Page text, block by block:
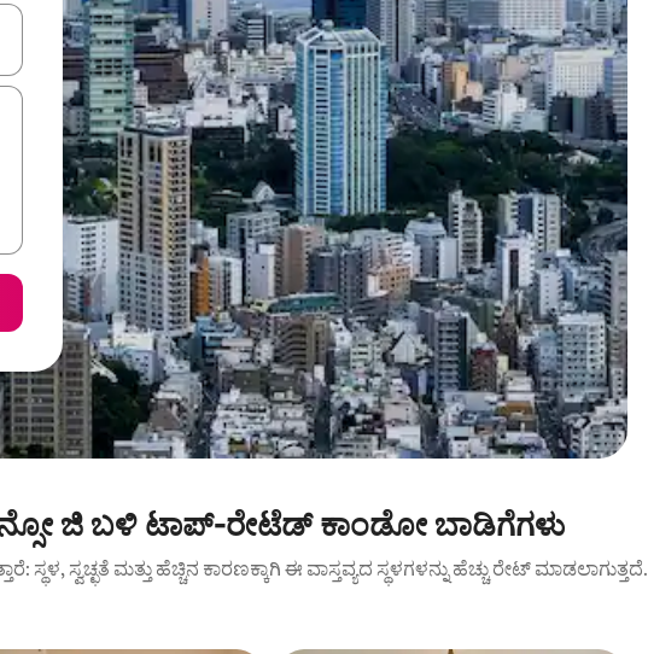
ನ್ಯಾವಿಗೇಟ್ ಮಾಡಿ ಅಥವಾ ಸ್ಪರ್ಶ ಅಥವಾ ಸ್ವೈಪ್ ಗೆಸ್ಚರ್‌ಗಳ ಮೂಲಕ ಅನ್ವೇಷಿಸಿ.
ಜಿ ಬಳಿ ಟಾಪ್-ರೇಟೆಡ್ ಕಾಂಡೋ ಬಾಡಿಗೆಗಳು
ಸ್ಥಳ, ಸ್ವಚ್ಛತೆ ಮತ್ತು ಹೆಚ್ಚಿನ ಕಾರಣಕ್ಕಾಗಿ ಈ ವಾಸ್ತವ್ಯದ ಸ್ಥಳಗಳನ್ನು ಹೆಚ್ಚು ರೇಟ್ ಮಾಡಲಾಗುತ್ತದೆ.